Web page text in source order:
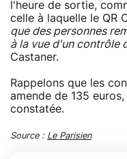
l'heure de sortie,
celle à laquelle le QR
que des personnes
à la vue d'un contrôle
Castaner.
Rappelons que les
amende de 135
constatée.
Source : Le Parisien